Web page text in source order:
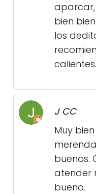
aparcar,
bien
los
J CC
Muy
buenos.
atender
bueno.